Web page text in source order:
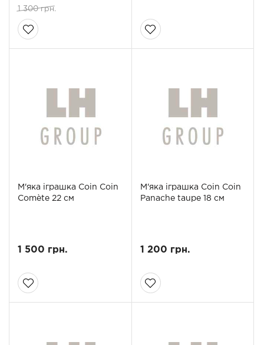
1 300 грн.
М'яка іграшка Coin Coin
Comète 22 см
1 500 грн.
М'яка іграшка Coin Coin
Panache taupe 18 см
1 200 грн.